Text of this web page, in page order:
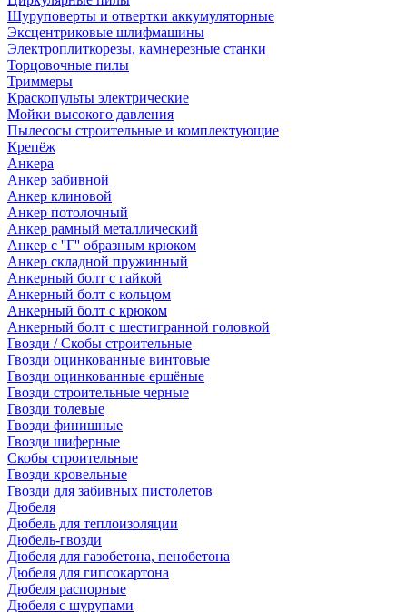
Шуруповерты и отвертки аккумуляторные
Эксцентриковые шлифмашины
Электроплиткорезы, камнерезные станки
Торцовочные пилы
Триммеры
Краскопульты электрические
Мойки высокого давления
Пылесосы строительные и комплектующие
Крепёж
Анкера
Анкер забивной
Анкер клиновой
Анкер потолочный
Анкер рамный металлический
Анкер с ''Г'' образным крюком
Анкер складной пружинный
Анкерный болт с гайкой
Анкерный болт с кольцом
Анкерный болт с крюком
Анкерный болт с шестигранной головкой
Гвозди / Скобы строительные
Гвозди оцинкованные винтовые
Гвозди оцинкованные ершёные
Гвозди строительные черные
Гвозди толевые
Гвозди финишные
Гвозди шиферные
Скобы строительные
Гвозди кровельные
Гвозди для забивных пистолетов
Дюбеля
Дюбель для теплоизоляции
Дюбель-гвозди
Дюбеля для газобетона, пенобетона
Дюбеля для гипсокартона
Дюбеля распорные
Дюбеля с шурупами